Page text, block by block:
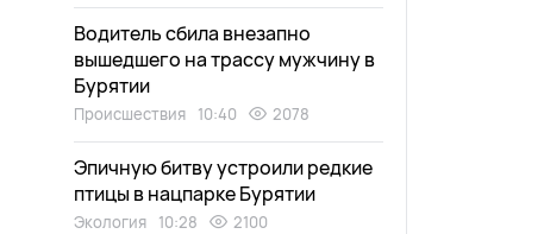
Водитель сбила внезапно
вышедшего на трассу мужчину в
Бурятии
Происшествия 10:40 2078
Эпичную битву устроили редкие
птицы в нацпарке Бурятии
Экология 10:28 2100